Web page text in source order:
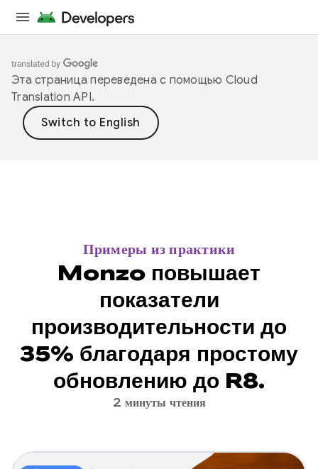
Эта страница переведена с помощью Cloud
Translation API.
Примеры из практики
Monzo повышает
показатели
производительности до
35% благодаря простому
обновлению до R8.
2 минуты чтения